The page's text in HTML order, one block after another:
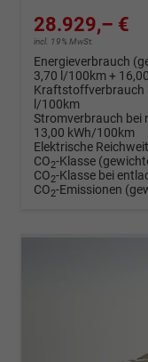
28.929,– €
incl. 19% MwSt.
Energieverbrauch
3,70 l/100km +
Kraftstoffverbrauch
l/100km
Stromverbrauch bei
13,00 kWh/100km
Elektrische
CO2-Klasse
CO2-Klasse bei
CO2-Emissionen